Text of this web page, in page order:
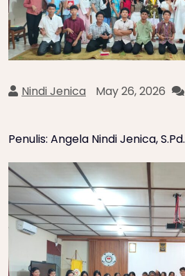
Nindi Jenica May 26, 2026
Penulis: Angela Nindi Jenica, S.Pd.